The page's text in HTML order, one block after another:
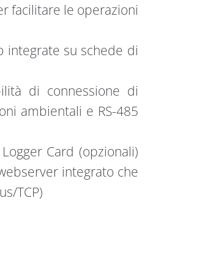
facilitare le operazioni
integrate su schede di
di connessione di
ambientali e RS-485
Card (opzionali)
integrato che
TCP)